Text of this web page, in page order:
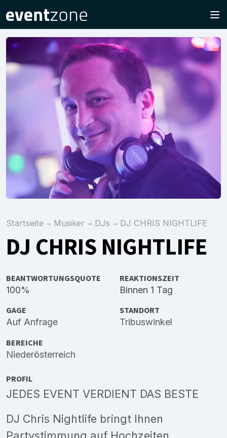
Startseite Musiker DJs DJ CHRIS NIGHTLIFE
DJ CHRIS NIGHTLIFE
BEANTWORTUNGSQUOTE
100%
REAKTIONSZEIT
Binnen 1 Tag
GAGE
Auf Anfrage
STANDORT
Tribuswinkel
BEREICHE
Niederösterreich
PROFIL
JEDES EVENT VERDIENT DAS BESTE
DJ Chris Nightlife bringt Ihnen
Partystimmung auf Hochzeiten,